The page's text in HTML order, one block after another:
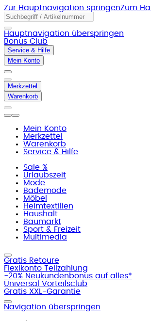
Zur Hauptnavigation springenZum
Hauptnavigation überspringen
Bonus Club
Service & Hilfe
Mein Konto
Merkzettel
Warenkorb
Mein Konto
Merkzettel
Warenkorb
Service & Hilfe
Sale %
Urlaubszeit
Mode
Bademode
Möbel
Heimtextilien
Haushalt
Baumarkt
Sport & Freizeit
Multimedia
Gratis Retoure
Flexikonto Teilzahlung
-20% Neukundenbonus auf alles*
Universal Vorteilsclub
Gratis XXL-Garantie
Navigation überspringen